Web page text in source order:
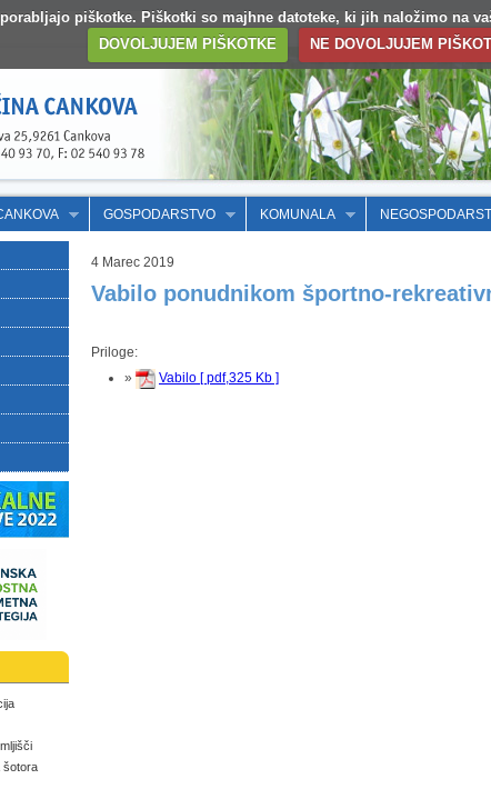
piškotke. Piškotki so majhne datoteke, ki jih naložimo na
DOVOLJUJEM PIŠKOTKE
NE DOVOLJUJEM
GOSPODARSTVO KOMUNALA
šotora
4 Marec 2019
Vabilo ponudnikom športno-
Priloge:
»
Vabilo [ pdf,325 Kb ]